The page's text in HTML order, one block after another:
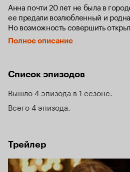
Анна почти 20 лет не была в
ее предали возлюбленный и
Но возможность совершить
изменит мир, заставляет Анну
И тревожные предчувствия ее не
со смертью.
Полное описание
Список эпизодов
Вышло 4 эпизода в 1 сезоне
Всего 4 эпизода
Трейлер